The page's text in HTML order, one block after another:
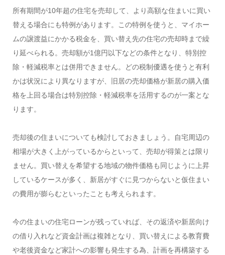
所有期間が10年超の住宅を売却して、より高額な住まいに買い
替える場合にも特例があります。この特例を使うと、マイホー
ムの譲渡益にかかる税金を、買い替え先の住宅の売却時まで繰
り延べられる。売却額が1億円以下などの条件となり、特別控
除・軽減税率とは併用できません。どの税制優遇を使うと有利
かは状況により異なりますが、旧居の売却価格が新居の購入価
格を上回る場合は特別控除・軽減税率を活用するのが一案とな
ります。
売却後の住まいについても検討しておきましょう。自宅周辺の
相場が大きく上がっているからといって、売却が得策とは限り
ません。買い替えを希望する地域の物件価格も同じように上昇
しているケースが多く、新居がすぐに見つからないと仮住まい
の費用が膨らむといったことも考えられます。
今の住まいの住宅ローンが残っていれば、その返済や新居向け
の借り入れなど資金計画は複雑となり、買い替えによる教育費
や老後資金など家計への影響も発生する為、計画を再構築する